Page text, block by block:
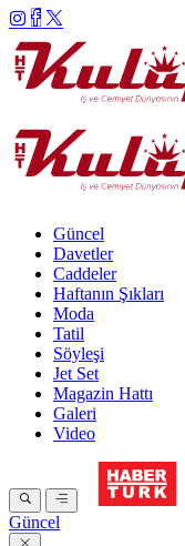
Güncel
Davetler
Caddeler
Haftanın Şıkları
Moda
Tatil
Söyleşi
Jet Set
Magazin Hattı
Galeri
Video
Güncel